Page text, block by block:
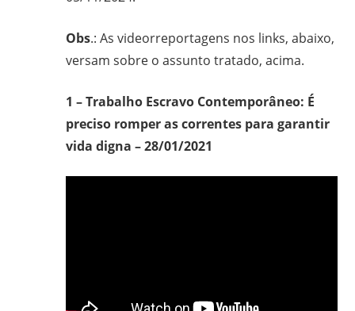
Obs.: As videorreportagens nos links, abaixo,
versam sobre o assunto tratado, acima.
1 – Trabalho Escravo Contemporâneo: É
preciso romper as correntes para garantir
vida digna – 28/01/2021